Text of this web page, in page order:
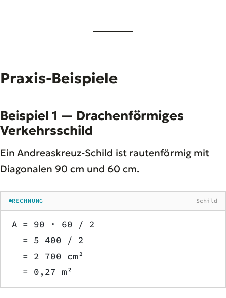
Praxis-Beispiele
Beispiel 1 — Drachenförmiges
Verkehrsschild
Ein Andreaskreuz-Schild ist rautenförmig mit
Diagonalen 90 cm und 60 cm.
RECHNUNG Schild
A = 90 · 60 / 2
  = 5 400 / 2
  = 2 700 cm²
  = 0,27 m²